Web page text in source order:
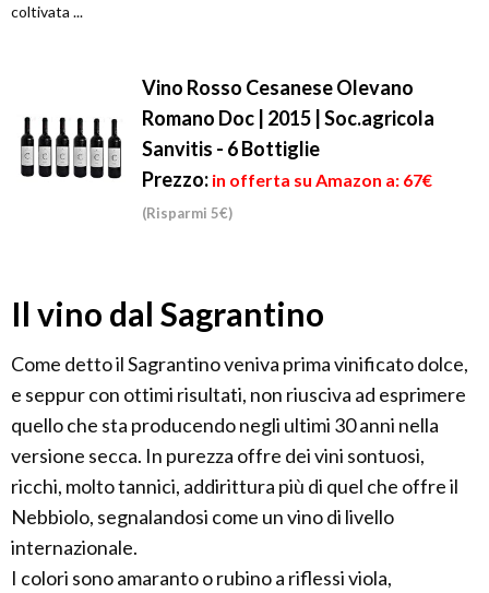
coltivata ...
Vino Rosso Cesanese Olevano
Romano Doc | 2015 | Soc.agricola
Sanvitis - 6 Bottiglie
Prezzo: in offerta su Amazon a: 67€
(Risparmi 5€)
Il vino dal Sagrantino
Come detto il Sagrantino veniva prima vinificato dolce,
e seppur con ottimi risultati, non riusciva ad esprimere
quello che sta producendo negli ultimi 30 anni nella
versione secca. In purezza offre dei vini sontuosi,
ricchi, molto tannici, addirittura più di quel che offre il
Nebbiolo, segnalandosi come un vino di livello
internazionale.
I colori sono amaranto o rubino a riflessi viola,